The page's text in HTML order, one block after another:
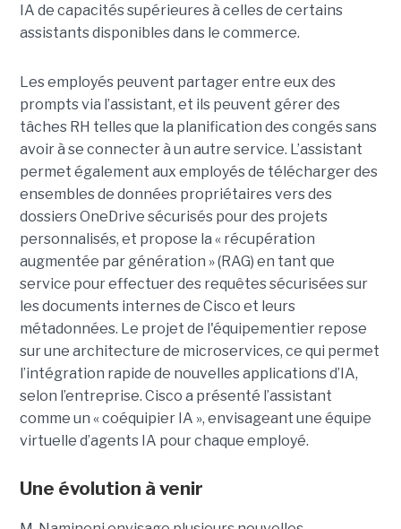
IA de capacités supérieures à celles de certains
assistants disponibles dans le commerce.
Les employés peuvent partager entre eux des
prompts via l’assistant, et ils peuvent gérer des
tâches RH telles que la planification des congés sans
avoir à se connecter à un autre service. L’assistant
permet également aux employés de télécharger des
ensembles de données propriétaires vers des
dossiers OneDrive sécurisés pour des projets
personnalisés, et propose la « récupération
augmentée par génération » (RAG) en tant que
service pour effectuer des requêtes sécurisées sur
les documents internes de Cisco et leurs
métadonnées. Le projet de l'équipementier repose
sur une architecture de microservices, ce qui permet
l’intégration rapide de nouvelles applications d’IA,
selon l’entreprise. Cisco a présenté l’assistant
comme un « coéquipier IA », envisageant une équipe
virtuelle d’agents IA pour chaque employé.
Une évolution à venir